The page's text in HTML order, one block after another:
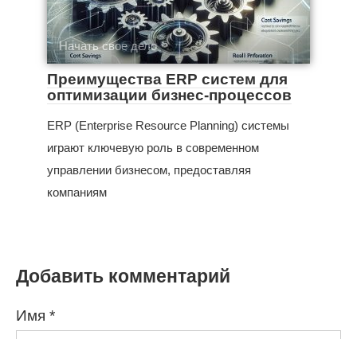
Начать свое дело
Преимущества ERP систем для
оптимизации бизнес-процессов
ERP (Enterprise Resource Planning) системы
играют ключевую роль в современном
управлении бизнесом, предоставляя
компаниям
Добавить комментарий
Имя *